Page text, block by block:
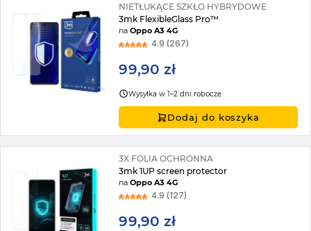
NIETŁUKĄCE SZKŁO HYBRYDOWE
3mk FlexibleGlass Pro™
naOppo A3 4G
4.9 (267)
99,90 zł
Wysyłka w 1–2 dni robocze
Dodaj do koszyka
3X FOLIA OCHRONNA
3mk 1UP screen protector
naOppo A3 4G
4.9 (127)
99,90 zł